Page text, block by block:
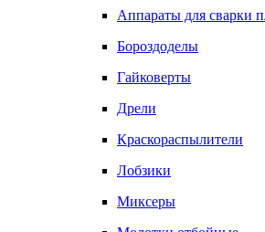
Аппараты для сварки
Бороздоделы
Гайковерты
Дрели
Краскораспылители
Лобзики
Миксеры